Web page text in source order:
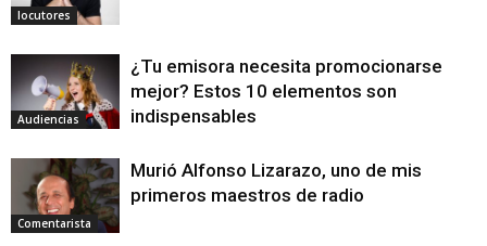
locutores
Audiencias
¿Tu emisora necesita promocionarse
mejor? Estos 10 elementos son
indispensables
Comentarista
Murió Alfonso Lizarazo, uno de mis
primeros maestros de radio